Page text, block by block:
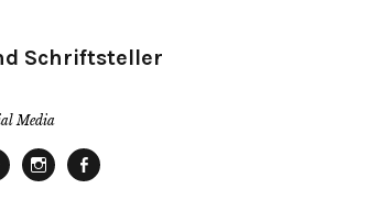
Schriftsteller
Media